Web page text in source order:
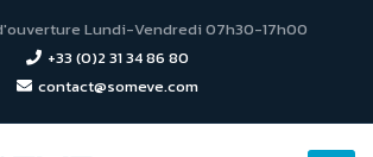
Lundi-Vendredi 07h30-17h00
+33 (0)2 31 34 86 80
contact@someve.com